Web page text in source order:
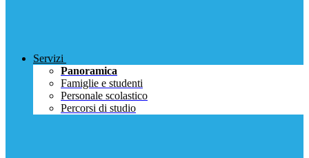
Servizi
Panoramica
Famiglie e studenti
Personale scolastico
Percorsi di studio